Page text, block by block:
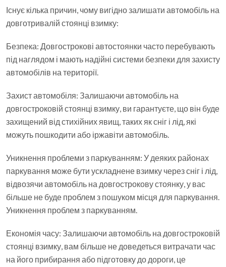
Існує кілька причин, чому вигідно залишати автомобіль на
довготривалій стоянці взимку:
Безпека: Довгострокові автостоянки часто перебувають
під наглядом і мають надійні системи безпеки для захисту
автомобілів на території.
Захист автомобіля: Залишаючи автомобіль на
довгостроковій стоянці взимку, ви гарантуєте, що він буде
захищений від стихійних явищ, таких як сніг і лід, які
можуть пошкодити або іржавіти автомобіль.
Уникнення проблеми з паркуванням: У деяких районах
паркування може бути ускладнене взимку через сніг і лід,
відвозячи автомобіль на довгострокову стоянку, у вас
більше не буде проблем з пошуком місця для паркування.
Уникнення проблем з паркуванням.
Економія часу: Залишаючи автомобіль на довгостроковій
стоянці взимку, вам більше не доведеться витрачати час
на його прибирання або підготовку до дороги, це